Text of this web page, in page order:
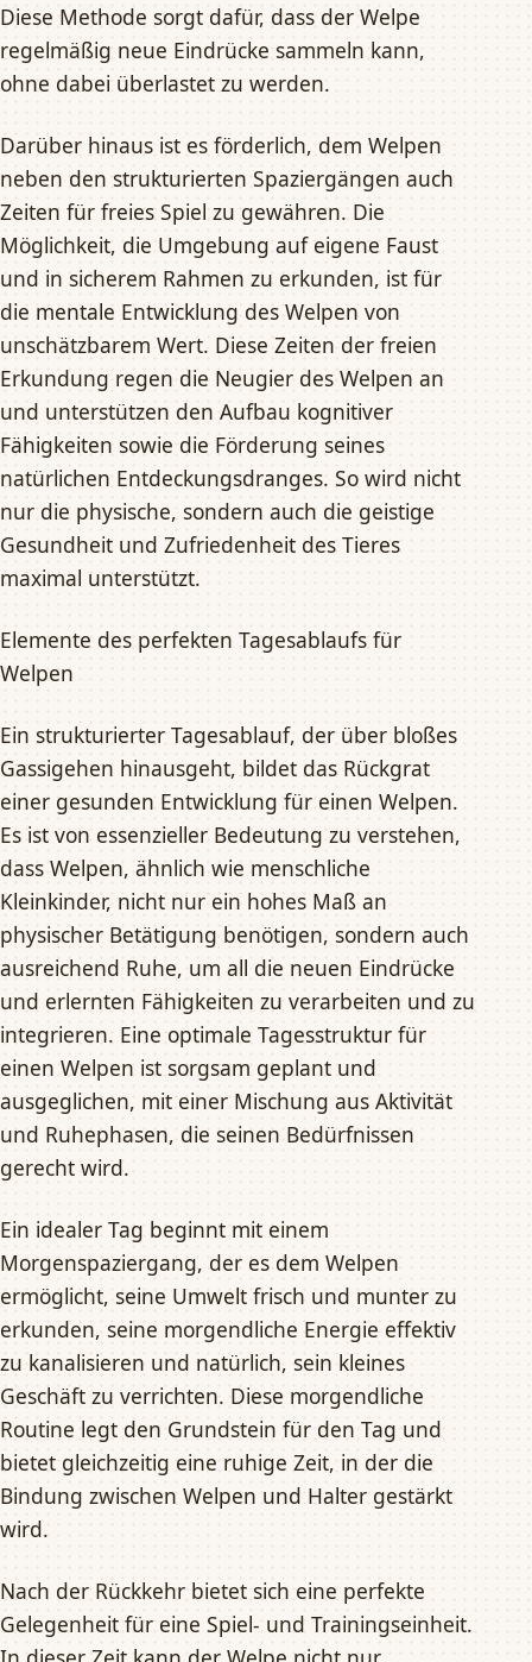
Diese Methode sorgt dafür, dass der Welpe
regelmäßig neue Eindrücke sammeln kann,
ohne dabei überlastet zu werden.
Darüber hinaus ist es förderlich, dem Welpen
neben den strukturierten Spaziergängen auch
Zeiten für freies Spiel zu gewähren. Die
Möglichkeit, die Umgebung auf eigene Faust
und in sicherem Rahmen zu erkunden, ist für
die mentale Entwicklung des Welpen von
unschätzbarem Wert. Diese Zeiten der freien
Erkundung regen die Neugier des Welpen an
und unterstützen den Aufbau kognitiver
Fähigkeiten sowie die Förderung seines
natürlichen Entdeckungsdranges. So wird nicht
nur die physische, sondern auch die geistige
Gesundheit und Zufriedenheit des Tieres
maximal unterstützt.
Elemente des perfekten Tagesablaufs für
Welpen
Ein strukturierter Tagesablauf, der über bloßes
Gassigehen hinausgeht, bildet das Rückgrat
einer gesunden Entwicklung für einen Welpen.
Es ist von essenzieller Bedeutung zu verstehen,
dass Welpen, ähnlich wie menschliche
Kleinkinder, nicht nur ein hohes Maß an
physischer Betätigung benötigen, sondern auch
ausreichend Ruhe, um all die neuen Eindrücke
und erlernten Fähigkeiten zu verarbeiten und zu
integrieren. Eine optimale Tagesstruktur für
einen Welpen ist sorgsam geplant und
ausgeglichen, mit einer Mischung aus Aktivität
und Ruhephasen, die seinen Bedürfnissen
gerecht wird.
Ein idealer Tag beginnt mit einem
Morgenspaziergang, der es dem Welpen
ermöglicht, seine Umwelt frisch und munter zu
erkunden, seine morgendliche Energie effektiv
zu kanalisieren und natürlich, sein kleines
Geschäft zu verrichten. Diese morgendliche
Routine legt den Grundstein für den Tag und
bietet gleichzeitig eine ruhige Zeit, in der die
Bindung zwischen Welpen und Halter gestärkt
wird.
Nach der Rückkehr bietet sich eine perfekte
Gelegenheit für eine Spiel- und Trainingseinheit.